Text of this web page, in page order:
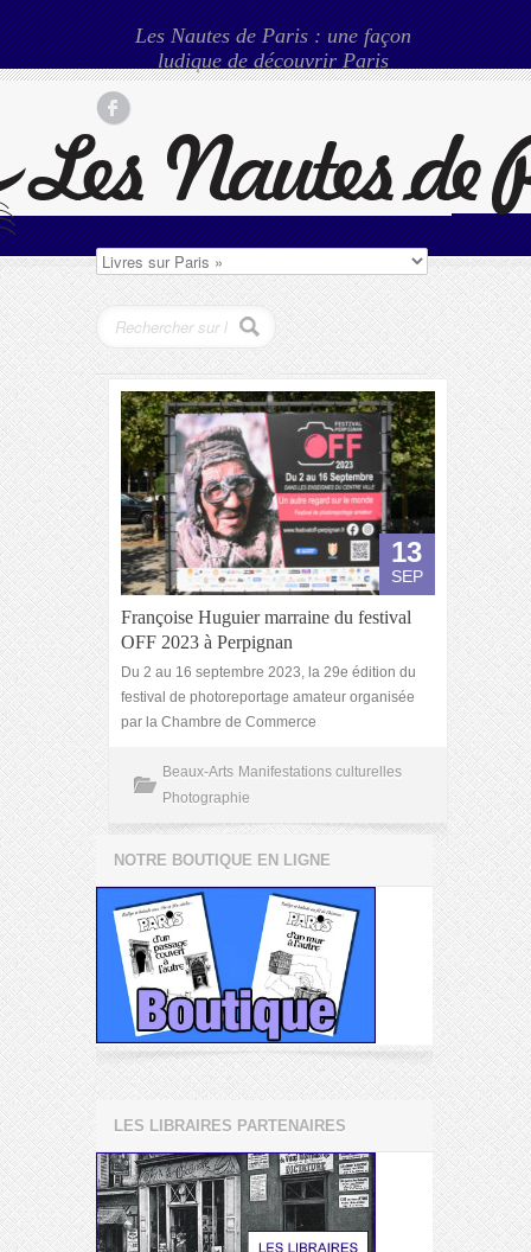
Les Nautes de Paris : une façon
ludique de découvrir Paris
13
SEP
Françoise Huguier marraine du festival
OFF 2023 à Perpignan
Du 2 au 16 septembre 2023, la 29e édition du
festival de photoreportage amateur organisée
par la Chambre de Commerce
Beaux-Arts Manifestations culturelles
Photographie
NOTRE BOUTIQUE EN LIGNE
LES LIBRAIRES PARTENAIRES